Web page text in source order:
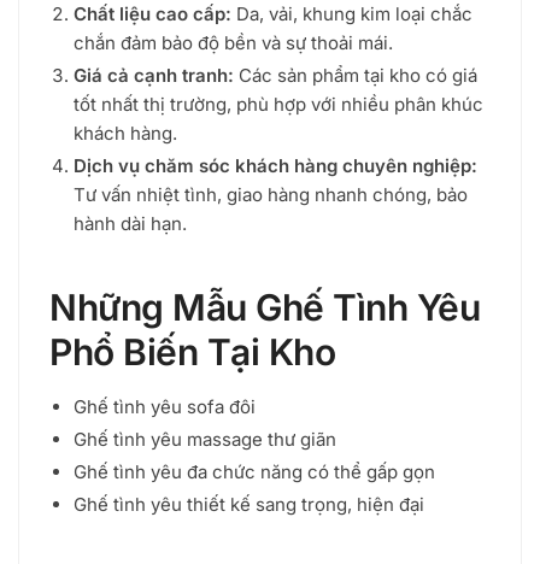
Chất liệu cao cấp: Da, vải, khung kim loại chắc
chắn đảm bảo độ bền và sự thoải mái.
Giá cả cạnh tranh: Các sản phẩm tại kho có giá
tốt nhất thị trường, phù hợp với nhiều phân khúc
khách hàng.
Dịch vụ chăm sóc khách hàng chuyên nghiệp:
Tư vấn nhiệt tình, giao hàng nhanh chóng, bảo
hành dài hạn.
Những Mẫu Ghế Tình Yêu
Phổ Biến Tại Kho
Ghế tình yêu sofa đôi
Ghế tình yêu massage thư giãn
Ghế tình yêu đa chức năng có thể gấp gọn
Ghế tình yêu thiết kế sang trọng, hiện đại